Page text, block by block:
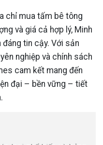
chỉ mua tấm bê tông
và giá cả hợp lý, Minh
tin cậy. Với sản
nghiệp và chính sách
cam kết mang đến
đại – bền vững – tiết